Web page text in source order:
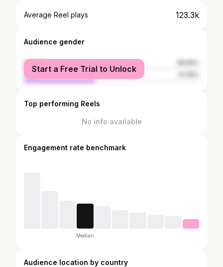
Average Reel plays 123.3k
Audience gender
female
male
Start a Free Trial to Unlock
Top performing Reels
No info available
Engagement rate benchmark
Median
Audience location by country